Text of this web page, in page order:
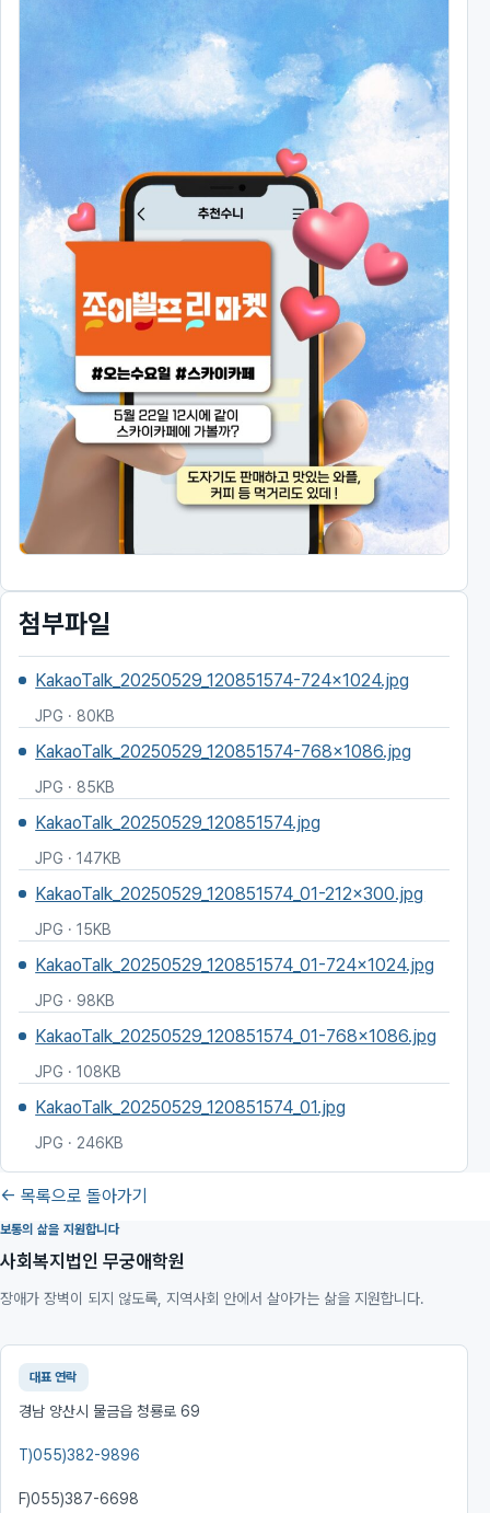
첨부파일
KakaoTalk_20250529_120851574-724x1024.jpg
JPG · 80KB
KakaoTalk_20250529_120851574-768x1086.jpg
JPG · 85KB
KakaoTalk_20250529_120851574.jpg
JPG · 147KB
KakaoTalk_20250529_120851574_01-212x300.jpg
JPG · 15KB
KakaoTalk_20250529_120851574_01-724x1024.jpg
JPG · 98KB
KakaoTalk_20250529_120851574_01-768x1086.jpg
JPG · 108KB
KakaoTalk_20250529_120851574_01.jpg
JPG · 246KB
← 목록으로 돌아가기
보통의 삶을 지원합니다
사회복지법인 무궁애학원
장애가 장벽이 되지 않도록, 지역사회 안에서 살아가는 삶을 지원합니다.
대표 연락
경남 양산시 물금읍 청룡로 69
T)055)382-9896
F)055)387-6698